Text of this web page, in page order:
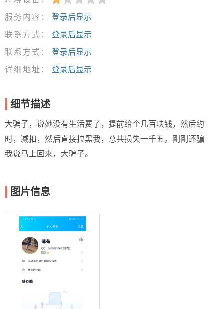
服务内容：
登录后显示
联系方式：
登录后显示
联系方式：
登录后显示
详细地址：
登录后显示
细节描述
大骗子，说她没有生活费了，提前给个几百块钱，然后约
时，减扣，然后直接拉黑我，总共损失一千五。刚刚还骗
我说马上回来，大骗子。
图片信息